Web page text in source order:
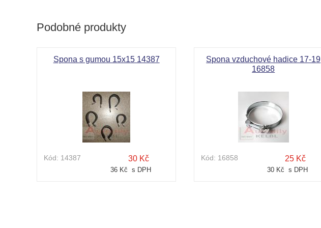
Podobné produkty
Spona s gumou 15x15 14387
Kód: 14387 30 Kč
36 Kč s DPH
Spona vzduchové hadice 17-19
16858
Kód: 16858 25 Kč
30 Kč s DPH